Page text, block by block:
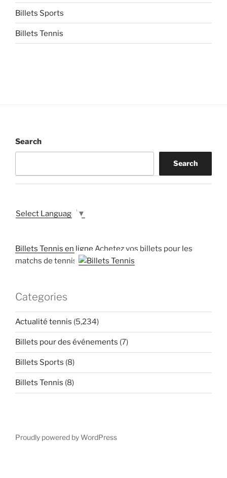
Billets Sports
Billets Tennis
Search
Search
Select Language ▼
Billets Tennis en ligne Achetez vos billets pour les
matchs de tennis
Categories
Actualité tennis (5,234)
Billets pour des événements (7)
Billets Sports (8)
Billets Tennis (8)
Proudly powered by WordPress